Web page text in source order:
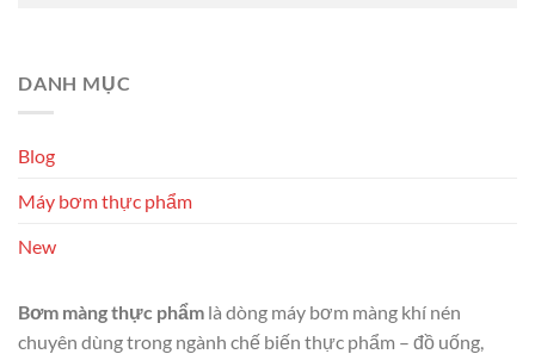
DANH MỤC
Blog
Máy bơm thực phẩm
New
Bơm màng thực phẩm là dòng máy bơm màng khí nén
chuyên dùng trong ngành chế biến thực phẩm – đồ uống,